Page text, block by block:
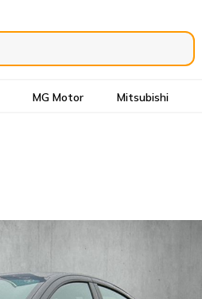
MG Motor Mitsubishi